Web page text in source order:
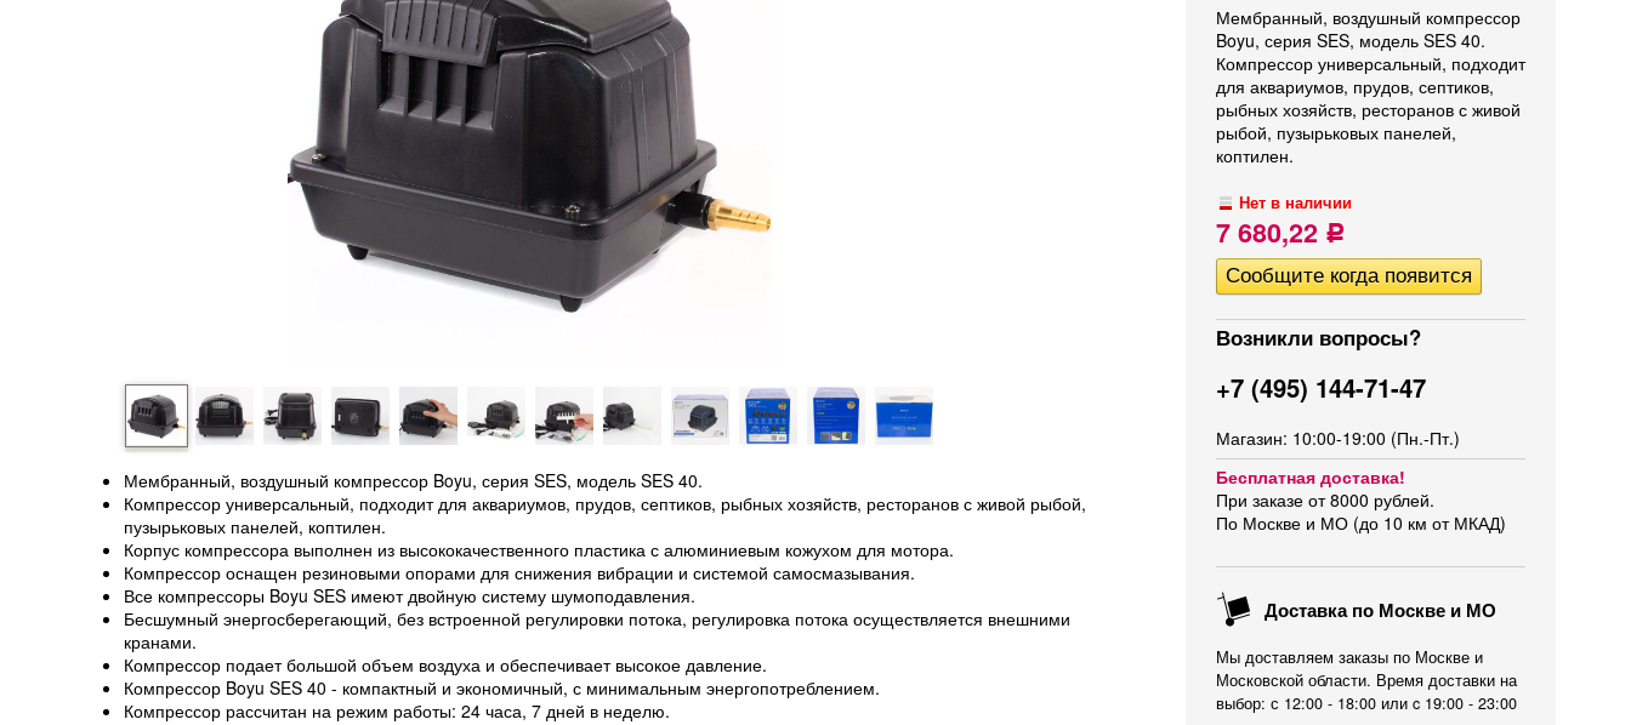
Мембранный, воздушный компрессор
Boyu, серия SES, модель SES 40.
Компрессор универсальный, подходит
для аквариумов, прудов, септиков,
рыбных хозяйств, ресторанов с живой
рыбой, пузырьковых панелей,
коптилен.
Нет в наличии
7 680,22 Р
Возникли вопросы?
+7 (495) 144-71-47
Магазин: 10:00-19:00 (Пн.-Пт.)
Бесплатная доставка!
При заказе от 8000 рублей.
По Москве и МО (до 10 км от МКАД)
Доставка по Москве и МО
Мы доставляем заказы по Москве и
Московской области. Время доставки на
выбор: с 12:00 - 18:00 или c 19:00 - 23:00
Мембранный, воздушный компрессор Boyu, серия SES, модель SES 40.
Компрессор универсальный, подходит для аквариумов, прудов, септиков, рыбных хозяйств, ресторанов с живой рыбой,
пузырьковых панелей, коптилен.
Корпус компрессора выполнен из высококачественного пластика с алюминиевым кожухом для мотора.
Компрессор оснащен резиновыми опорами для снижения вибрации и системой самосмазывания.
Все компрессоры Boyu SES имеют двойную систему шумоподавления.
Бесшумный энергосберегающий, без встроенной регулировки потока, регулировка потока осуществляется внешними
кранами.
Компрессор подает большой объем воздуха и обеспечивает высокое давление.
Компрессор Boyu SES 40 - компактный и экономичный, с минимальным энергопотреблением.
Компрессор рассчитан на режим работы: 24 часа, 7 дней в неделю.